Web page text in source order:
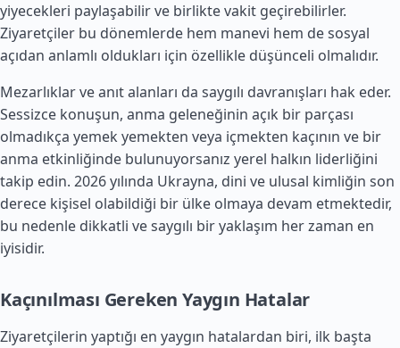
yiyecekleri paylaşabilir ve birlikte vakit geçirebilirler.
Ziyaretçiler bu dönemlerde hem manevi hem de sosyal
açıdan anlamlı oldukları için özellikle düşünceli olmalıdır.
Mezarlıklar ve anıt alanları da saygılı davranışları hak eder.
Sessizce konuşun, anma geleneğinin açık bir parçası
olmadıkça yemek yemekten veya içmekten kaçının ve bir
anma etkinliğinde bulunuyorsanız yerel halkın liderliğini
takip edin. 2026 yılında Ukrayna, dini ve ulusal kimliğin son
derece kişisel olabildiği bir ülke olmaya devam etmektedir,
bu nedenle dikkatli ve saygılı bir yaklaşım her zaman en
iyisidir.
Kaçınılması Gereken Yaygın Hatalar
Ziyaretçilerin yaptığı en yaygın hatalardan biri, ilk başta